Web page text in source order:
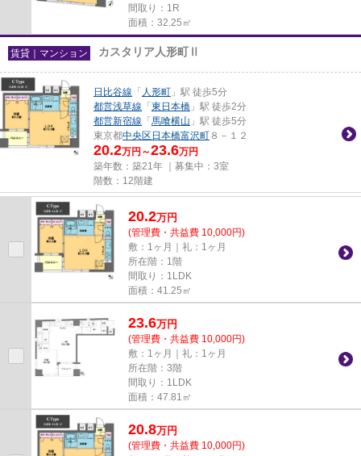
間取り：1R
面積：32.25㎡
賃貸｜マンション カスタリア人形町Ⅱ
日比谷線 「 人形町 」駅 徒歩5分
都営浅草線 「 東日本橋 」駅 徒歩2分
都営新宿線 「 馬喰横山 」駅 徒歩5分
東京都中央区 日本橋富沢町 ８－１２
20.2万円～23.6万円
築年数：築21年 ｜募集中： 3室
階数：12階建
20.2万円
(管理費・共益費 10,000円)
敷：1ヶ月｜礼：1ヶ月
所在階：1階
間取り：1LDK
面積：41.25㎡
23.6万円
(管理費・共益費 10,000円)
敷：1ヶ月｜礼：1ヶ月
所在階：3階
間取り：1LDK
面積：47.81㎡
20.8万円
(管理費・共益費 10,000円)